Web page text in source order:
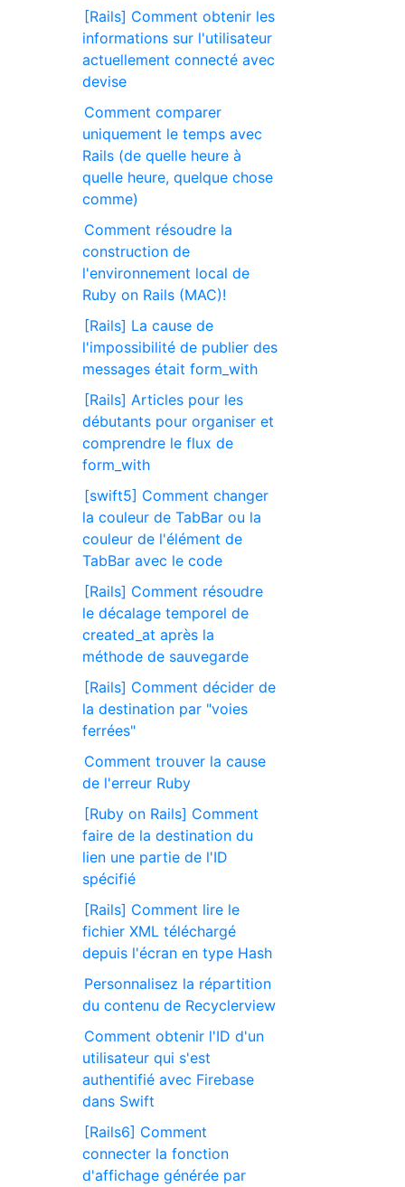
[Rails] Comment obtenir les
informations sur l'utilisateur
actuellement connecté avec
devise
Comment comparer
uniquement le temps avec
Rails (de quelle heure à
quelle heure, quelque chose
comme)
Comment résoudre la
construction de
l'environnement local de
Ruby on Rails (MAC)!
[Rails] La cause de
l'impossibilité de publier des
messages était form_with
[Rails] Articles pour les
débutants pour organiser et
comprendre le flux de
form_with
[swift5] Comment changer
la couleur de TabBar ou la
couleur de l'élément de
TabBar avec le code
[Rails] Comment résoudre
le décalage temporel de
created_at après la
méthode de sauvegarde
[Rails] Comment décider de
la destination par "voies
ferrées"
Comment trouver la cause
de l'erreur Ruby
[Ruby on Rails] Comment
faire de la destination du
lien une partie de l'ID
spécifié
[Rails] Comment lire le
fichier XML téléchargé
depuis l'écran en type Hash
Personnalisez la répartition
du contenu de Recyclerview
Comment obtenir l'ID d'un
utilisateur qui s'est
authentifié avec Firebase
dans Swift
[Rails6] Comment
connecter la fonction
d'affichage générée par